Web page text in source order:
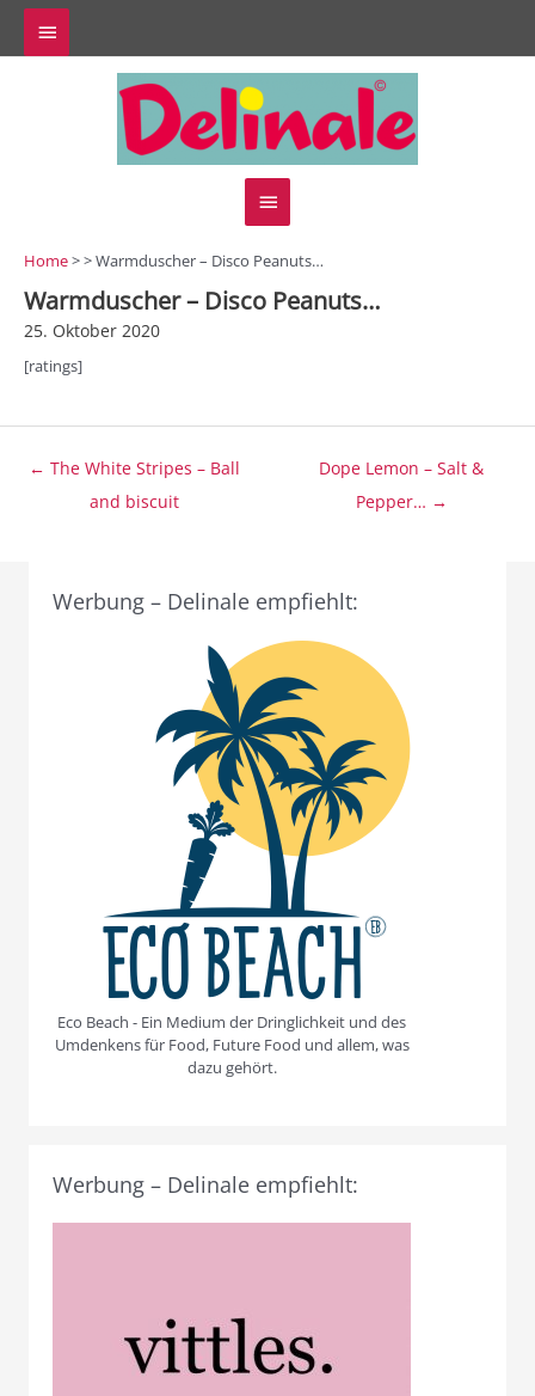
Zum
Inhalt
springen
Above
Hauptmenü
Home> > Warmduscher – Disco Peanuts…
Warmduscher – Disco Peanuts…
25. Oktober 2020
[ratings]
Beitragsnavigation
← The White Stripes – Ball
and biscuit
Dope Lemon – Salt &
Pepper… →
Werbung – Delinale empfiehlt:
Eco Beach - Ein Medium der Dringlichkeit und des
Umdenkens für Food, Future Food und allem, was
dazu gehört.
Werbung – Delinale empfiehlt: